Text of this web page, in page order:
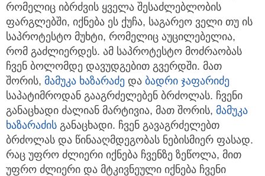
რომელიც იბრძვის ყველა შესაძლებლობის
ფარგლებში, იქნება ეს ქუჩა, საგარეო ველი თუ ის
საპროტესტო მუხტი, რომელიც აუცილებელია,
რომ გაძლიერდეს. ამ საპროტესტო მოძრაობას
ჩვენ ბოლომდე დავუდგებით გვერდში. მათ
შორის, მამუკა ხაზარაძე და ბადრი ჯაფარიძე
საპატიმროდან გააგრძელებენ ბრძოლას. ჩვენი
განაცხადი ძალიან მარტივია, მათ შორის, მამუკა
ხაზარაძის განაცხადი. ჩვენ გავაგრძელებთ
ბრძოლას და წინააღმდეგობას ნებისმიერ ფასად.
რაც უფრო ძლიერი იქნება ჩვენზე ზეწოლა, მით
უფრო ძლიერი და მტკივნეული იქნება ჩვენი